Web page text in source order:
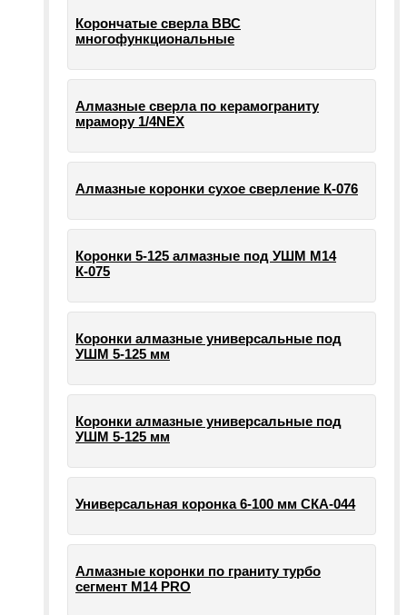
Корончатые сверла ВВС
многофункциональные
Алмазные сверла по керамограниту
мрамору 1/4NEX
Алмазные коронки сухое сверление К-076
Коронки 5-125 алмазные под УШМ М14
К-075
Коронки алмазные универсальные под
УШМ 5-125 мм
Коронки алмазные универсальные под
УШМ 5-125 мм
Универсальная коронка 6-100 мм СКА-044
Алмазные коронки по граниту турбо
сегмент М14 PRO